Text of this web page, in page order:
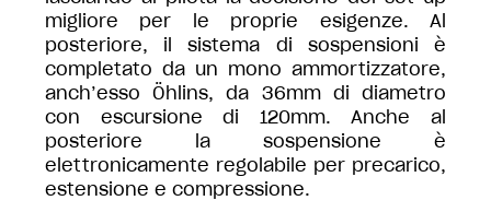
migliore per le proprie esigenze. Al
posteriore, il sistema di sospensioni è
completato da un mono ammortizzatore,
anch’esso Öhlins, da 36mm di diametro
con escursione di 120mm. Anche al
posteriore la sospensione è
elettronicamente regolabile per precarico,
estensione e compressione.